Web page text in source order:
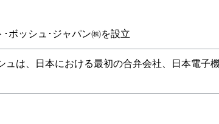
ボッシュ･ジャパン㈱を設立
ュは、日本における最初の合弁会社、日本電